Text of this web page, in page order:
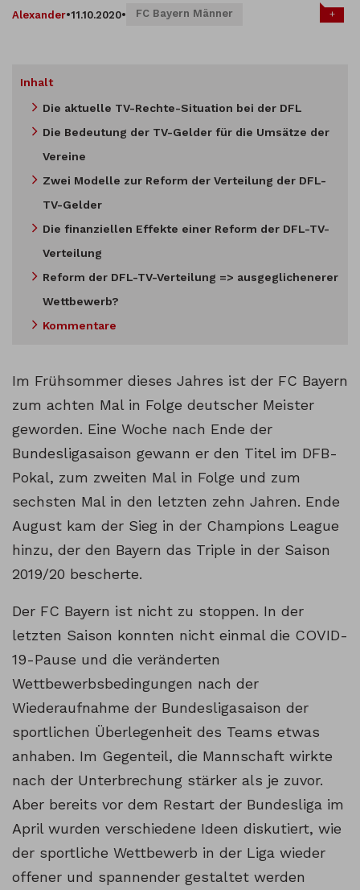
Alexander•11.10.2020• FC Bayern Männer +
Inhalt
Die aktuelle TV-Rechte-Situation bei der DFL
Die Bedeutung der TV-Gelder für die Umsätze der
Vereine
Zwei Modelle zur Reform der Verteilung der DFL-
TV-Gelder
Die finanziellen Effekte einer Reform der DFL-TV-
Verteilung
Reform der DFL-TV-Verteilung => ausgeglichenerer
Wettbewerb?
Kommentare
Im Frühsommer dieses Jahres ist der FC Bayern
zum achten Mal in Folge deutscher Meister
geworden. Eine Woche nach Ende der
Bundesligasaison gewann er den Titel im DFB-
Pokal, zum zweiten Mal in Folge und zum
sechsten Mal in den letzten zehn Jahren. Ende
August kam der Sieg in der Champions League
hinzu, der den Bayern das Triple in der Saison
2019/20 bescherte.
Der FC Bayern ist nicht zu stoppen. In der
letzten Saison konnten nicht einmal die COVID-
19-Pause und die veränderten
Wettbewerbsbedingungen nach der
Wiederaufnahme der Bundesligasaison der
sportlichen Überlegenheit des Teams etwas
anhaben. Im Gegenteil, die Mannschaft wirkte
nach der Unterbrechung stärker als je zuvor.
Aber bereits vor dem Restart der Bundesliga im
April wurden verschiedene Ideen diskutiert, wie
der sportliche Wettbewerb in der Liga wieder
offener und spannender gestaltet werden